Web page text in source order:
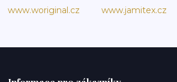
www.woriginal.cz www.jamitex.cz